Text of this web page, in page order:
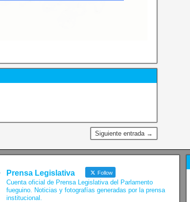
Siguiente entrada →
Prensa Legislativa Follow
Cuenta oficial de Prensa Legislativa del Parlamento
fueguino. Noticias y fotografías generadas por la prensa
institucional.